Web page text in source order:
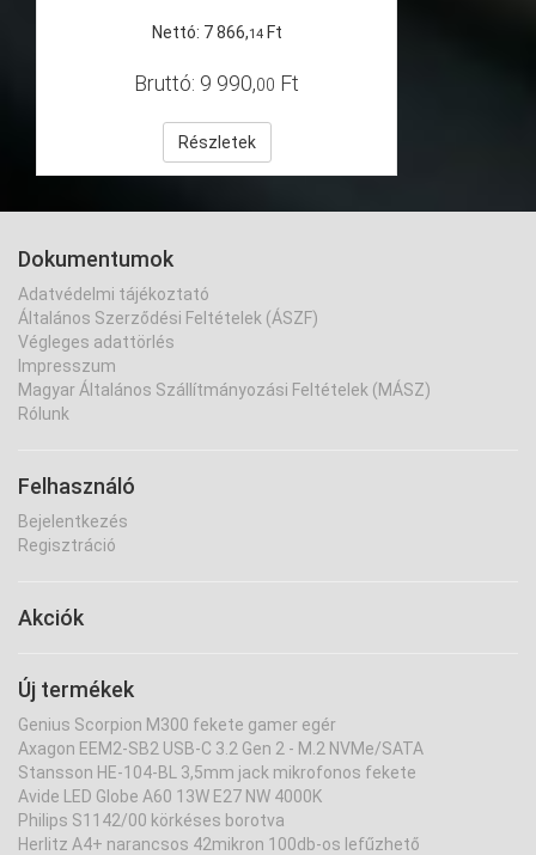
Nettó: 7 866,14 Ft
Bruttó: 9 990,00 Ft
Részletek
Dokumentumok
Adatvédelmi tájékoztató
Általános Szerződési Feltételek (ÁSZF)
Végleges adattörlés
Impresszum
Magyar Általános Szállítmányozási Feltételek (MÁSZ)
Rólunk
Felhasználó
Bejelentkezés
Regisztráció
Akciók
Új termékek
Genius Scorpion M300 fekete gamer egér
Axagon EEM2-SB2 USB-C 3.2 Gen 2 - M.2 NVMe/SATA
Stansson HE-104-BL 3,5mm jack mikrofonos fekete
Avide LED Globe A60 13W E27 NW 4000K
Philips S1142/00 körkéses borotva
Herlitz A4+ narancsos 42mikron 100db-os lefűzhető